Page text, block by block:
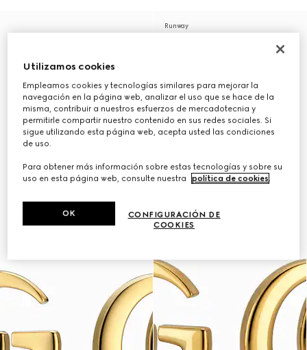
Runway
Utilizamos cookies
Empleamos cookies y tecnologías similares para mejorar la
navegación en la página web, analizar el uso que se hace de la
misma, contribuir a nuestros esfuerzos de mercadotecnia y
permitirle compartir nuestro contenido en sus redes sociales. Si
sigue utilizando esta página web, acepta usted las condiciones
de uso.
Para obtener más información sobre estas tecnologías y sobre su
uso en esta página web, consulte nuestra
política de cookies.
CONFIGURACIÓN DE
COOKIES
OK